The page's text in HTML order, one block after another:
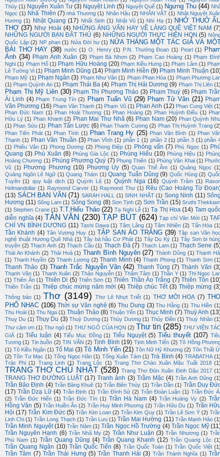
Thủy (1) Nguyễn Xuân Tư (3) Nguyệt Linh (5) Nguyệt Quế (1) Ngưng Thu (44)
Ngọc (1) Nhã Thiên (7) nhà Thương (1) Nhân Hậu (2) NHÂN VẬT (1) Nhật Nguyệt
Hương (1) Nhật Quang (17) Nhất Sinh (1) Nhật Vũ (1) Nhi Hạ (1) NHỚ THUỞ
THƠ (37) Như Hoài (4) NHỮNG ÁNG VĂN HAY VỀ LÀNG QUÊ VIỆT NAM
NHỮNG NGƯỜI BẠN ĐÂT THỦ (6) NHỮNG NGƯỜI THỰC HIỆN HQN (5)
Quốc Lập (2) NP phan (1) Nửa Đời hư (1) NỬA THÁNG MỘT TÁC GIẢ VÀ
BÀI THƠ HAY (38) nước (1) O. Henry (1) P.N. Thường Đoan (1) Pearl (1)
Ánh (34) Phạm Anh Xuân (3) Phạm Bá Nhơn (2) Phạm Cao Hoàng (1) Phạm
Nghi (1) Phạm Hổ (1) Phạm Hữu Hoàng (20) Phạm Kiều Hưng (1) Phạm Lâm (1)
Lê Tường Vi (1) Phạm Minh Dũng (14) Phạm Minh Hiền (9) Phạm Minh Thuận
Phạm Mỹ (1) Phạm Ngân (3) Phạm Như Vân (1) Phạm Phan Hòa (1) Phạm Phương
(1) Phạm Quỳnh An (1) Phạm Thái Ba (4) Phạm Thị Hải Dương (9) Phạm Thị Liên
Phạm Thị Mỹ Liên (30) Phạm Thị Phương Thảo (3) Phạm Thuý (6) Phạm
Ái Linh (4) Phạm Trung Tín (2) Phạm Tuấn Vũ (29) Phạm Tử Văn (21)
Văn Phương (16) Phạm Văn Thạnh (1) Phạm Vũ (1) Phan Anh (12) Phan Cung Việt
Phan Đức Nam (1) Phan Hoài Thương (1) Phan Hoàng (2) Phan Huỳnh Điểu (1)
Hữu Lý (1) Phan Khanh (2) Phan Mai Thư Nhã (6) Phan Nam (20) Phan Quỳnh
(1) Phan Sửu (1) Phan Tấn Lược (6) Phan Thanh Cương (2) Phan Thị Huỳnh Trang
Phan Tiên Phát (1) Phan Tình (1) Phan Trang Hy (25) Phan Văn Bình (1) Phan
Thạnh (1) Phan Văn Thuần (3) Phan Vĩnh (1) phần 1 (1) phần 2 (1) phần 3 (1) phần
(1) Phiêu Vân (1) Phong Dương (2) Phong Điệp (1) Phỏng vấn (7) Phú Ngọc (1)
Quang (3) Phú Xuân (8) Phùng Gia Lộc (1) Phùng Hiếu (10) Phùng Hiệu (1)
Hoàng Chương (1) Phùng Phương Quý (7) Phụng Thiên (1) Phùng Văn Khai (1)
Vũ (1) Phương Phương (10) Phương Uy (5) Quan Thế Âm (1) Quảng Ngọc
Quảng Ngôn Lê Ngữ (1) Quang Thám (1) Quang Tuấn Dũng (9) Quốc Hùng (2)
Tuyên (1) quy luật dịch (1) Quỳnh Lệ (1) Quỳnh Nga (16) Quỳnh Trâm (1)
Helmandollar (1) Raymond Carver (1) Raymond Thư (1) Rêu (Cao Hoàng Từ
(13) SÁCH BẠN VĂN (71) SARAH HALL (1) SINH NHẬT (1) Song Ninh (11)
Hương (11) Sông Lam (1) Sông Song (8) Sơn Tịnh (2) Sơn Trần (15) Sruthi
(1) Stephen Crane (1) T.T.Hiếu Thảo (22) Tạ Nghi Lễ (1) Tạ Thị Hoa (14) Tam
diễn nghĩa (4) TẢN VĂN (230) TẠP BÚT (624) Tạp chí Văn Mới (1)
CHÍ VN BÌNH DƯƠNG (11) Tashi Dawa (1) Tâm Lãng (1) Tâm Nhiên (2) Tấn Hòa
Tần Khánh (4) Tân Vương Huy (1) TẬP SAN ÁO TRẮNG (39) Tập san Văn
nghệ thuật Hương Quê Nhà (1) Tây bá hầu Cơ Phát (1) Tây Du Ký (1) Tây Sơn bi
truyện (2) Thạch Anh (2) Thạch Cầu (1) Thạch Đà (7) Thạch Lam (1) Thạch Sene
Thái An Khánh (2) Thái Hoà (1) Thanh Bình Nguyên (27) Thành Dũng (1) Thanh
(1) Thanh Huyền (2) Thanh Lương (2) Thanh Minh (4) Thanh Phong (1) Thanh Sơn
Thanh Thảo (3) Thanh Trắc Nguyễn Văn (42) Thanh Tùng (7) Thành Văn
Thạnh Văn (1) Thanh Xuân (2) Thảo Nguyễn (1) Thâm Tâm (1) Thần Y (1) Thi Ngọc
(1) Thiên Ân (1) Thiên Di (5) Thiên Sơn (1) Thiên Thần Áo Trắng (7) Thiên Tôn
Thiên Trần (1) Thiệp chúc mừng năm mới (4) Thiệp chúc Tết (3) Thiệp mừng
Thông báo (1) Thơ (3149) Thơ Lê Nhựt Triết (1) THƠ MỜI HOẠ (7)
PHỔ NHẠC (106) Thời sự Văn nghệ (6) Thu Dung (3) Thu Hằng (1) Thu Hiền
Thu Hoài (1) Thu Nga (1) Thuận Thảo (8) Thuận Yến (1) Thục Minh (7) Thuỳ Anh
Thuỵ Du (1) Thụy Du (3) Thuỳ Dương (1) Thùy Dương (1) Thủy Điền (1) Thuỳ Nhân
Thư cảm ơn (1) Thư ngỏ (1) THƯ NGỎ CỦA HQN (2) Thư tin (285) THƯ VIỆN
GIẢ (1) Tiểu luận (4) Tiểu Mục Đồng (1) Tiểu Nguyệt (5) Tiểu thuyết (107)
Tương (1) Tin buồn (2) TIN VĂN (2) Tịnh Bình (19) Tịnh Minh Tiến (2) Tô Hồng
(1) Tô Kiều Ngân (1) Tố Mai (3) Tô Minh Yến (21) Tôn Nữ Hỷ Khương (2) Tôn Thất
(2) Tôn Tư Mạc (1) Tống Ngọc Hân (1) Tống Xuân Tám (1) Trà Bình (4) TRABATHA
Trác Phi (1) Trang Linh (1) Trang Lộc (1) Trang Thơ Chào Xuân Mậu Tuất 2018
TRANG THƠ CHỦ NHẬT (528) Trang Thơ Đón Xuân Đinh Dậu 2017
TRANG THƠ ĐƯỜNG LUẬT (17) Tranh ảnh (3) Trầm Mặc (4) Trần Anh Dũng
Trần Bảo Định (4) Trần Băng Khuê (1) Trần Biên Thùy (1) Trần Dần (1) Trần Duy
(17) Trần Dzạ Lữ (4) Trần Định (1) Trần Đình Sử (2) Trần Đoàn Luận (1) Trần Đức
(2) Trần Đức Hiển (1) Trần Đức Tín (1) Trần Hà Nam (4) Trần Hoàng Vy (2)
Hồng Vân (5) Trần Huiền Ân (2) Trần Huy Minh Phương (2) Trần Hữu Du (1) Trần
Hội (17) Trần Kim Đức (5) Trần Kim Loan (2) Trần Kim Quy (1) Trần Lê Sơn Ý (2)
Linh Chi (1) Trần Long Thạch (1) Trần Lưu (1) Trần Mai Hường (11) Trần Mạnh Hảo
Trần Minh Nguyệt (16) Trần Năm (1) Trần Ngọc Hồ Trường (4) Trần Ngọc Mỹ
Trần Nguyên Hạnh (6) Trần Nhã My (2) Trần Như Luận (3) Trần Nhương (1)
Phù Nam (1) Trần Quang Dũng (4) Trần Quang Khanh (12) Trần Quang Lộc
Trần Quang Ngân (10) Trần Quốc Tiến (8) Trần Quốc Toàn (1) Trần Quốc Việt
Trần Tâm (7) Trần Thái Hưng (5) Trần Thanh Hải (3) Trần Thành Nghĩa (1)